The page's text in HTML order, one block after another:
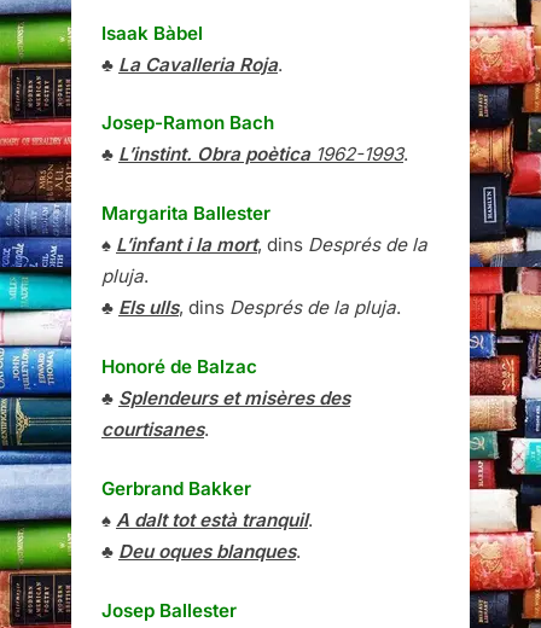
Isaak Bàbel
♣ La Cavalleria Roja.
Josep-Ramon Bach
♣ L’instint. Obra poètica1962-1993.
Margarita Ballester
♠ L’infant i la mort, dins Després de la
pluja.
♣ Els ulls, dins Després de la pluja.
Honoré de Balzac
♣ Splendeurs et misères des
courtisanes.
Gerbrand Bakker
♠ A dalt tot està tranquil.
♣ Deu oques blanques.
Josep Ballester